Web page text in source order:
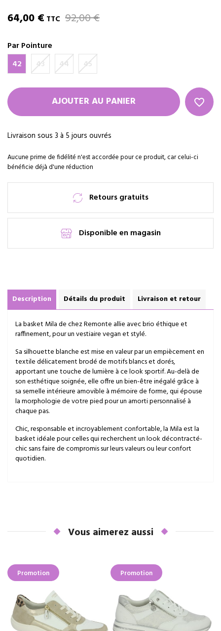
64,00 € TTC 92,00 €
Par Pointure
42
43 44 45
AJOUTER AU PANIER favorite_border
Livraison sous 3 à 5 jours ouvrés
Aucune prime de fidélité n'est accordée pour ce produit, car celui-ci
bénéficie déjà d'une réduction
Retours gratuits
Disponible en magasin
Description Détails du produit Livraison et retour
La basket Mila de chez Remonte allie avec brio éthique et
raffinement, pour un vestiaire vegan et stylé.
Sa silhouette blanche est mise en valeur par un empiècement en
textile délicatement brodé de motifs blancs et dorés,
apportant une touche de lumière à ce look sportif. Au-delà de
son esthétique soignée, elle offre un bien-être inégalé grâce à
sa semelle intérieure amovible à mémoire de forme, qui épouse
la morphologie de votre pied pour un amorti personnalisé à
chaque pas.
Chic, responsable et incroyablement confortable, la Mila est la
basket idéale pour celles qui recherchent un look décontracté-
chic sans faire de compromis sur leurs valeurs ou leur confort
quotidien.
Vous aimerez aussi
Promotion Promotion